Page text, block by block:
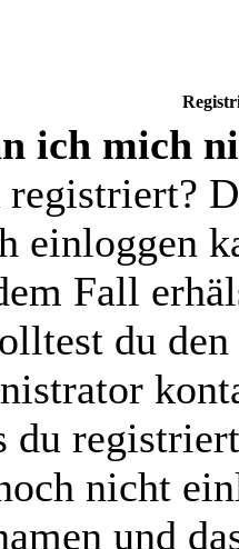
ich mich
einloggen
Fall
du
du
nicht
und